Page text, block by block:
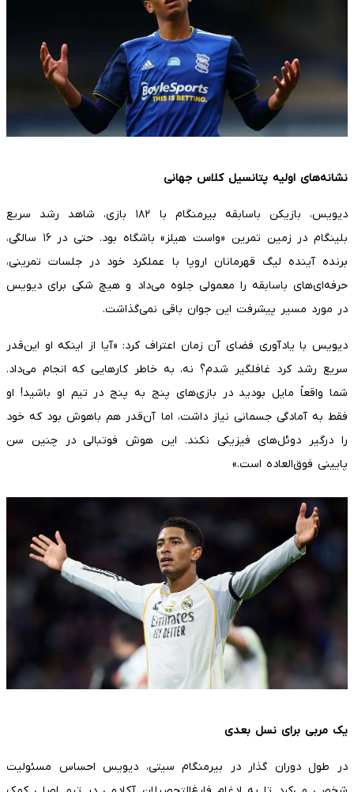
نشانه‌های اولیه پتانسیل کلاس جهانی
دیویس، بازیکن باسابقه بیرمنگام با ۱۸۲ بازی، شاهد رشد سریع
بلینگام در زمین تمرین «واست هیلز» باشگاه بود. حتی در ۱۶ سالگی،
برنده آینده لیگ قهرمانان اروپا با عملکرد خود در جلسات تمرینی،
حرفه‌ای‌های باسابقه را معمولی جلوه می‌داد و هیچ شکی برای دیویس
در مورد مسیر پیشرفت این جوان باقی نمی‌گذاشت.
دیویس با یادآوری فضای آن زمان اعتراف کرد: «آیا از اینکه او این‌قدر
سریع رشد کرد غافلگیر شدم؟ نه، به خاطر کارهایی که انجام می‌داد.
شما واقعاً مایل بودید در بازی‌های پنج به پنج در تیم او باشید! او
فقط به آمادگی جسمانی نیاز داشت، اما آن‌قدر هم باهوش بود که خود
را درگیر دوئل‌های فیزیکی نکند. این هوش فوتبالی در چنین سن
پایینی فوق‌العاده است.»
یک مربی برای نسل بعدی
در طول دوران گذار در بیرمنگام سیتی، دیویس احساس مسئولیت